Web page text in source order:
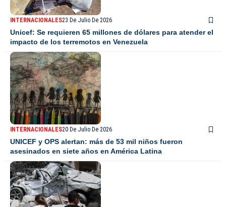
INTERNACIONALES23 De Julio De 2026
Unicef: Se requieren 65 millones de dólares para atender el
impacto de los terremotos en Venezuela
INTERNACIONALES20 De Julio De 2026
UNICEF y OPS alertan: más de 53 mil niños fueron
asesinados en siete años en América Latina